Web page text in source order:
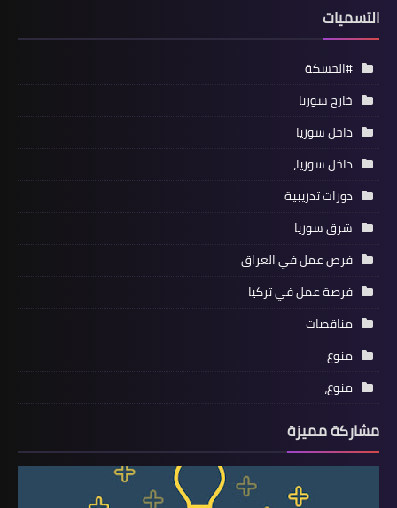
التسميات
#الحسكة
خارج سوريا
داخل سوريا
داخل سوريا،
دورات تدريبية
شرق سوريا
فرص عمل في العراق
فرصة عمل في تركيا
مناقصات
منوع
منوع،
مشاركة مميزة